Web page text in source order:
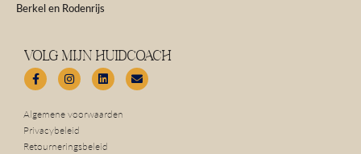
Berkel en Rodenrijs
Volg Mijn Huidcoach
F
a
e
b
o
o
I
n
t
a
g
r
L
i
k
i
E
n
Algemene voorwaarden
Privacybeleid
Retourneringsbeleid